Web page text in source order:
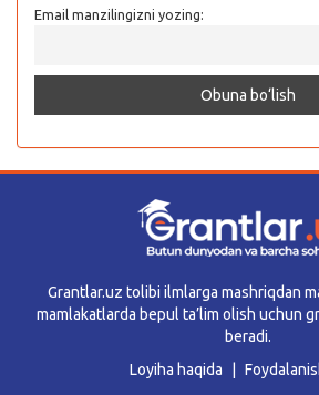
Email manzilingizni yozing:
Grantlar.uz tolibi ilmlarga mashriqdan
mamlakatlarda bepul ta’lim olish uchun
beradi.
Loyiha haqida